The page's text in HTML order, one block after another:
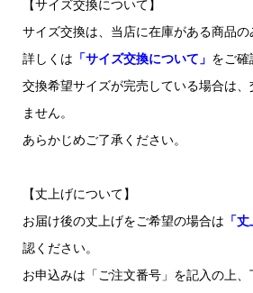
【サイズ交換について】
サイズ交換は、当店に在庫がある商品の
詳しくは 「サイズ交換について」 をご確
交換希望サイズが完売している場合は、
ません。
あらかじめご了承ください。
【丈上げについて】
お届け後の丈上げをご希望の場合は 「
認ください。
お申込みは「ご注文番号」を記入の上